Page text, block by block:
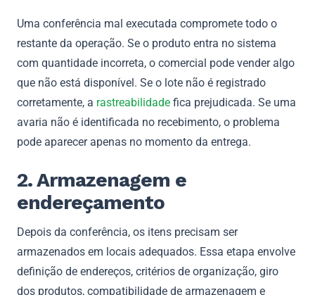
Uma conferência mal executada compromete todo o
restante da operação. Se o produto entra no sistema
com quantidade incorreta, o comercial pode vender algo
que não está disponível. Se o lote não é registrado
corretamente, a rastreabilidade fica prejudicada. Se uma
avaria não é identificada no recebimento, o problema
pode aparecer apenas no momento da entrega.
2. Armazenagem e
endereçamento
Depois da conferência, os itens precisam ser
armazenados em locais adequados. Essa etapa envolve
definição de endereços, critérios de organização, giro
dos produtos, compatibilidade de armazenagem e